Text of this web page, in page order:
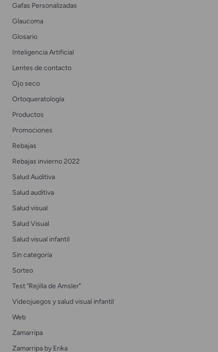
Gafas Personalizadas
Glaucoma
Glosario
Inteligencia Artificial
Lentes de contacto
Ojo seco
Ortoqueratología
Productos
Promociones
Rebajas
Rebajas invierno 2022
Salud Auditiva
Salud auditiva
Salud visual
Salud Visual
Salud visual infantil
Sin categoría
Sorteo
Test "Rejilla de Amsler"
Videojuegos y salud visual infantil
Web
Zamarripa
Zamarripa by Erika